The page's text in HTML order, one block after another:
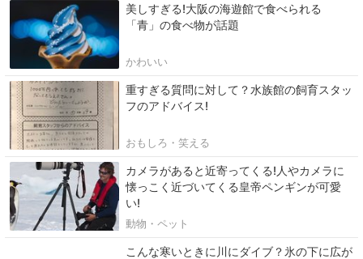
美しすぎる!大阪の海遊館で食べられる
「青」の食べ物が話題
かわいい
重すぎる質問に対して？水族館の飼育スタッ
フのアドバイス!
おもしろ・笑える
カメラがあると近寄ってくる!人やカメラに
懐っこく近づいてくる皇帝ペンギンが可愛
い!
動物・ペット
こんな寒いときに川にダイブ？氷の下に広が